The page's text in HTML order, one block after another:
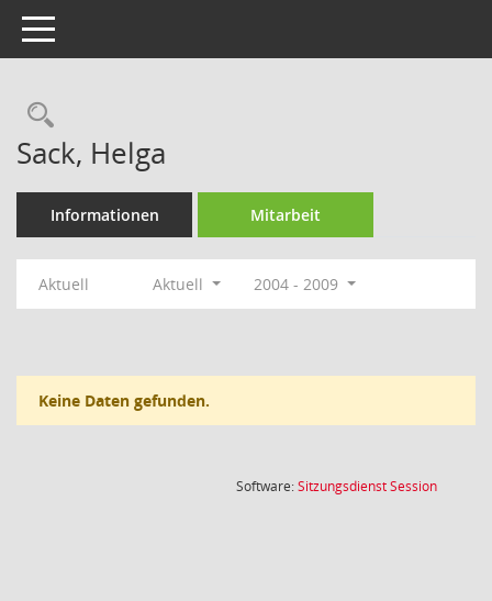
Toggle navigation
Rechercheauswahl
Sack, Helga
Informationen Mitarbeit
Aktuell Aktuell 2004 - 2009
Keine Daten gefunden.
Software:SitzungsdienstSession(Wird in